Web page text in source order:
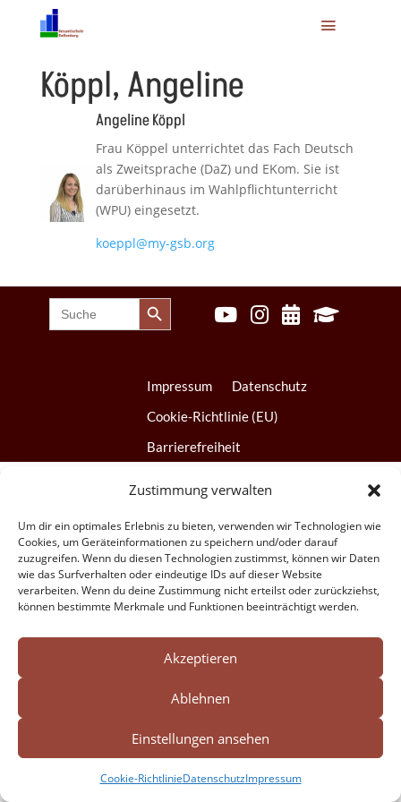
Zustimmung verwalten
Um dir ein optimales Erlebnis zu bieten, verwenden wir Technologien wie
Cookies, um Geräteinformationen zu speichern und/oder darauf
zuzugreifen. Wenn du diesen Technologien zustimmst, können wir Daten
wie das Surfverhalten oder eindeutige IDs auf dieser Website
verarbeiten. Wenn du deine Zustimmung nicht erteilst oder zurückziehst,
können bestimmte Merkmale und Funktionen beeinträchtigt werden.
Akzeptieren
Ablehnen
Einstellungen ansehen
Cookie-RichtlinieDatenschutzImpressum
Köppl, Angeline
Angeline Köppl
Frau Köppel unterrichtet das Fach Deutsch
als Zweitsprache (DaZ) und EKom. Sie ist
darüberhinaus im Wahlpflichtunterricht
(WPU) eingesetzt.
koeppl@my-gsb.org
Search
for:
Search Button
   
Impressum
Datenschutz
Cookie-Richtlinie (EU)
Barrierefreiheit